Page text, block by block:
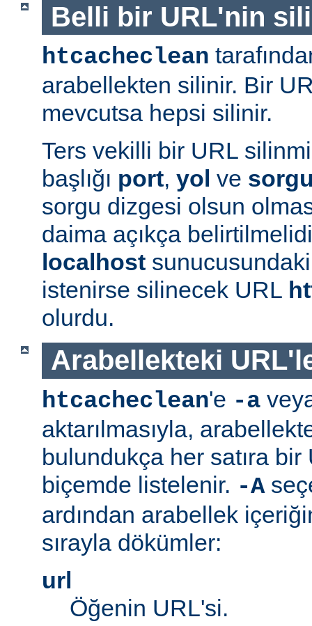
Belli bir URL'nin
htcacheclean
arabellekten silinir. Bir
mevcutsa hepsi silinir.
Ters vekilli bir URL
başlığı port, yol ve
sorgu dizgesi olsun
daima açıkça
localhost
istenirse silinecek URL
olurdu.
Arabellekteki
htcacheclean'e -a
aktarılmasıyla,
bulundukça her satıra
biçemde listelenir. -A
ardından arabellek
sırayla dökümler:
url
Öğenin URL'si.